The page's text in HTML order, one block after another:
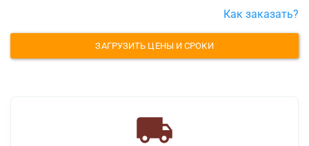
Как заказать?
ЗАГРУЗИТЬ ЦЕНЫ И СРОКИ